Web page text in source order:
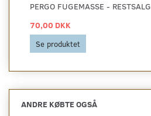
PERGO FUGEMASSE - RESTSALG
70,00 DKK
Se produktet
ANDRE KØBTE OGSÅ